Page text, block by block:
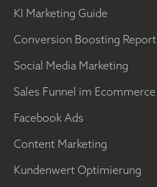
KI Marketing Guide
Conversion Boosting Report
Social Media Marketing
Sales Funnel im Ecommerce
Facebook Ads
Content Marketing
Kundenwert Optimierung